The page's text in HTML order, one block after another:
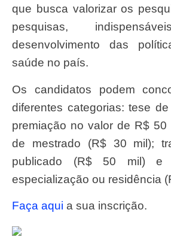
que busca valorizar os
pesquisas,
desenvolvimento das
saúde no país.
Os candidatos podem concorrer em quatro
diferentes categorias: tese
premiação no valor de R$ 50
de mestrado (R$ 30 mil);
publicado (R$ 50 mil) e
especialização ou residência
Faça aqui a sua inscrição.